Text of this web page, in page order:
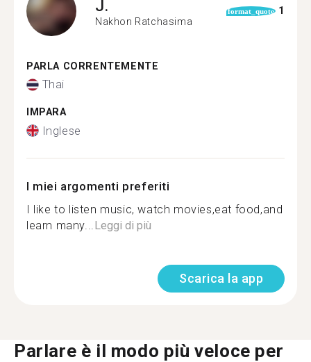
J.
Nakhon Ratchasima
format_quote 1
PARLA CORRENTEMENTE
Thai
IMPARA
Inglese
I miei argomenti preferiti
I like to listen music, watch movies,eat food,and
learn many... Leggi di più
Scarica la app
Parlare è il modo più veloce per